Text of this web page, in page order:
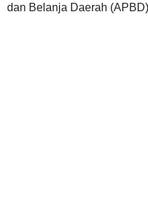
dan Belanja Daerah